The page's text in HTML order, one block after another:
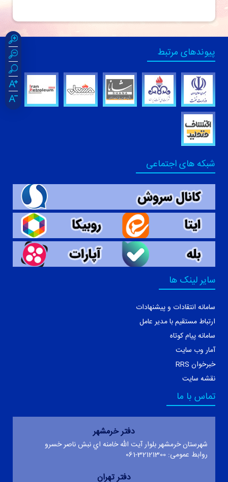
پیوندهای مرتبط
شبکه های اجتماعی
سایر لینک ها
سامانه انتقادات و پیشنهادات
ارتباط مستقیم با مدیر عامل
سامانه پیام کوتاه
آمار وب سایت
خبرخوان RRS
نقشه سایت
تماس با ما
دفتر خرمشهر
شهرستان خرمشهر بلوار آيت الله خامنه اي نبش ناصر خسرو
روابط عمومی: 32121300-061
دفتر تهران